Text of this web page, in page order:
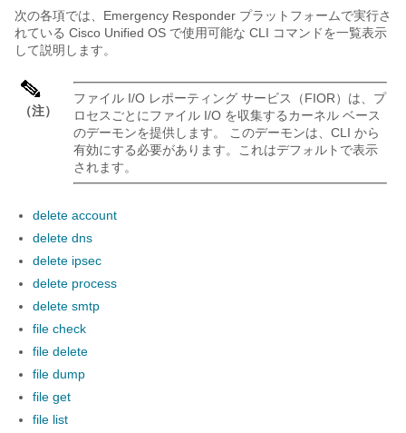
次の各項では、Emergency Responder プラットフォームで実行さ
れている Cisco Unified OS で使用可能な CLI コマンドを一覧表示
して説明します。
（注）
ファイル I/O レポーティング サービス（FIOR）は、プ
ロセスごとにファイル I/O を収集するカーネル ベース
のデーモンを提供します。 このデーモンは、CLI から
有効にする必要があります。これはデフォルトで表示
されます。
delete account
delete dns
delete ipsec
delete process
delete smtp
file check
file delete
file dump
file get
file list